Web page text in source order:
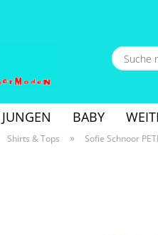
JUNGEN BABY
Shirts & Tops » Sofie Schnoor